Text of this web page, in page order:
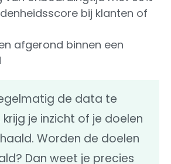
bij klanten of
afgerond binnen een
de data te
je inzicht of je doelen
Worden de doelen
Dan weet je precies